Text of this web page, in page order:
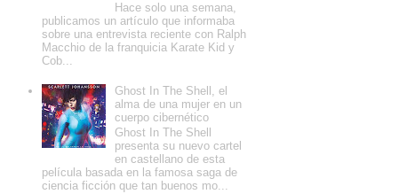
Hace solo una semana,
publicamos un artículo que informaba
sobre una entrevista reciente con Ralph
Macchio de la franquicia Karate Kid y
Cob...
Ghost In The Shell, el
alma de una mujer en un
cuerpo cibernético
Ghost In The Shell
presenta su nuevo cartel
en castellano de esta
película basada en la famosa saga de
ciencia ficción que tan buenos mo...